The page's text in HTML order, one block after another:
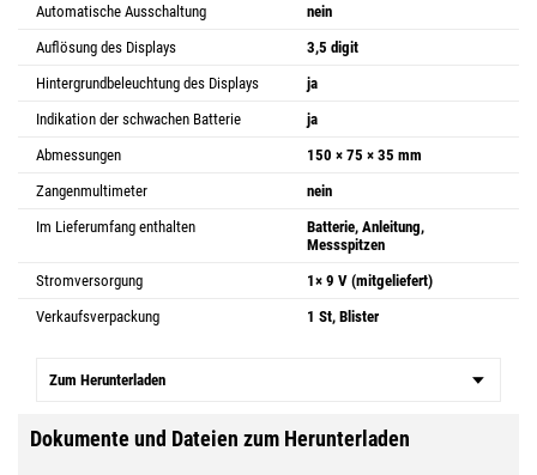
Automatische Ausschaltung
nein
Auflösung des Displays
3,5 digit
Hintergrundbeleuchtung des Displays
ja
Indikation der schwachen Batterie
ja
Abmessungen
150 × 75 × 35 mm
Zangenmultimeter
nein
Im Lieferumfang enthalten
Batterie, Anleitung,
Messspitzen
Stromversorgung
1× 9 V (mitgeliefert)
Verkaufsverpackung
1 St, Blister
Zum Herunterladen
Dokumente und Dateien zum Herunterladen